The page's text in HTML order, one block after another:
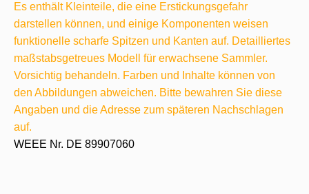
Es enthält Kleinteile, die eine Erstickungsgefahr
darstellen können, und einige Komponenten weisen
funktionelle scharfe Spitzen und Kanten auf. Detailliertes
maßstabsgetreues Modell für erwachsene Sammler.
Vorsichtig behandeln. Farben und Inhalte können von
den Abbildungen abweichen. Bitte bewahren Sie diese
Angaben und die Adresse zum späteren Nachschlagen
auf.
WEEE Nr. DE 89907060